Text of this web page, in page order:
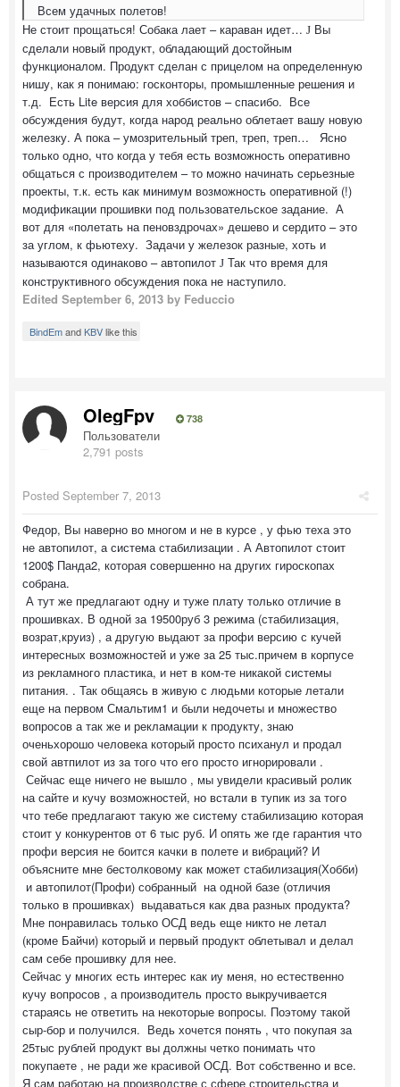
Всем удачных полетов!
Не стоит прощаться! Собака лает – караван идет… J Вы
сделали новый продукт, обладающий достойным
функционалом. Продукт сделан с прицелом на определенную
нишу, как я понимаю: госконторы, промышленные решения и
т.д. Есть Lite версия для хоббистов – спасибо. Все
обсуждения будут, когда народ реально облетает вашу новую
железку. А пока – умозрительный треп, треп, треп… Ясно
только одно, что когда у тебя есть возможность оперативно
общаться с производителем – то можно начинать серьезные
проекты, т.к. есть как минимум возможность оперативной (!)
модификации прошивки под пользовательское задание. А
вот для «полетать на пеновздрочах» дешево и сердито – это
за углом, к фьютеху. Задачи у железок разные, хоть и
называются одинаково – автопилот J Так что время для
конструктивного обсуждения пока не наступило.
Edited September 6, 2013 by Feduccio
BindEmandKBVlike this
OlegFpv 738
Пользователи
2,791 posts
Posted September 7, 2013
Федор, Вы наверно во многом и не в курсе , у фью теха это
не автопилот, а система стабилизации . А Автопилот стоит
1200$ Панда2, которая совершенно на других гироскопах
собрана.
А тут же предлагают одну и туже плату только отличие в
прошивках. В одной за 19500руб 3 режима (стабилизация,
возрат,круиз) , а другую выдают за профи версию с кучей
интересных возможностей и уже за 25 тыс.причем в корпусе
из рекламного пластика, и нет в ком-те никакой системы
питания. . Так общаясь в живую с людьми которые летали
еще на первом Смальтим1 и были недочеты и множество
вопросов а так же и рекламации к продукту, знаю
оченьхорошо человека который просто психанул и продал
свой автпилот из за того что его просто игнорировали .
Сейчас еще ничего не вышло , мы увидели красивый ролик
на сайте и кучу возможностей, но встали в тупик из за того
что тебе предлагают такую же систему стабилизацию которая
стоит у конкурентов от 6 тыс руб. И опять же где гарантия что
профи версия не боится качки в полете и вибраций? И
объясните мне бестолковому как может стабилизация(Хобби)
и автопилот(Профи) собранный на одной базе (отличия
только в прошивках) выдаваться как два разных продукта?
Мне понравилась только ОСД ведь еще никто не летал
(кроме Байчи) который и первый продукт облетывал и делал
сам себе прошивку для нее.
Сейчас у многих есть интерес как иу меня, но естественно
кучу вопросов , а производитель просто выкручивается
стараясь не ответить на некоторые вопросы. Поэтому такой
сыр-бор и получился. Ведь хочется понять , что покупая за
25тыс рублей продукт вы должны четко понимать что
покупаете , не ради же красивой ОСД. Вот собственно и все.
Я сам работаю на производстве с сфере строительства и